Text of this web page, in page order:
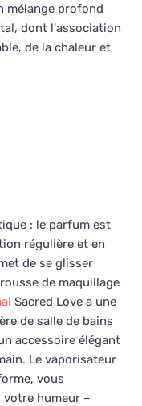
mélange profond
dont l'association
de la chaleur et
: le parfum est
régulière et en
de se glisser
de maquillage
Sacred Love a une
de salle de bains
accessoire élégant
Le vaporisateur
vous
humeur –